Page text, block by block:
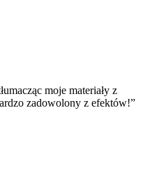
moje materiały z
zadowolony z efektów!”